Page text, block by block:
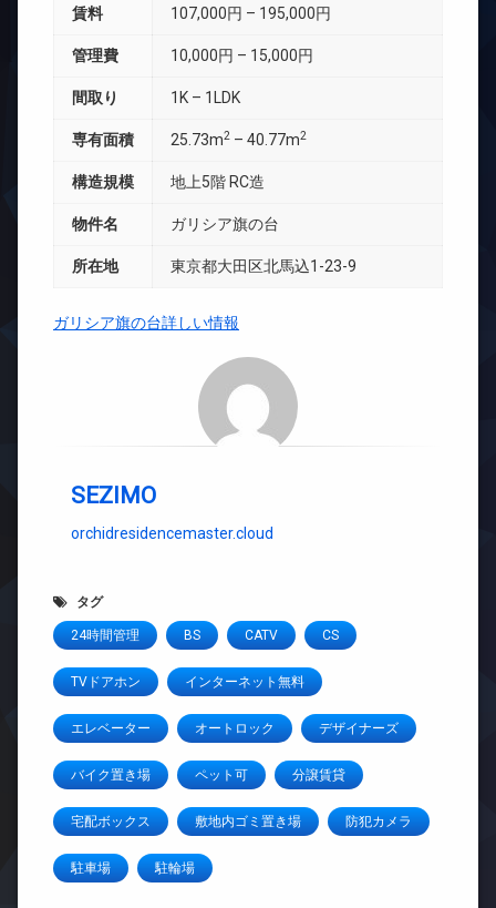
賃料 107,000円 – 195,000円
管理費 10,000円 – 15,000円
間取り 1K – 1LDK
専有面積 25.73m2 – 40.77m2
構造規模 地上5階 RC造
物件名 ガリシア旗の台
所在地 東京都大田区北馬込1-23-9
ガリシア旗の台詳しい情報
SEZIMO
orchidresidencemaster.cloud
タグ
24時間管理 BS CATV CS
TVドアホン インターネット無料
エレベーター オートロック デザイナーズ
バイク置き場 ペット可 分譲賃貸
宅配ボックス 敷地内ゴミ置き場 防犯カメラ
駐車場 駐輪場